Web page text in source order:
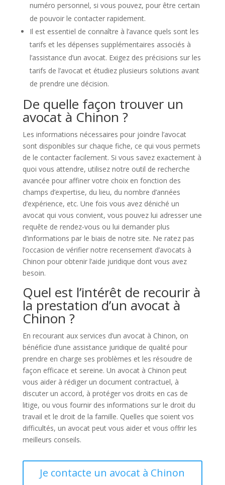
numéro personnel, si vous pouvez, pour être certain
de pouvoir le contacter rapidement.
Il est essentiel de connaître à l’avance quels sont les
tarifs et les dépenses supplémentaires associés à
l’assistance d’un avocat. Exigez des précisions sur les
tarifs de l’avocat et étudiez plusieurs solutions avant
de prendre une décision.
De quelle façon trouver un
avocat à Chinon ?
Les informations nécessaires pour joindre l’avocat
sont disponibles sur chaque fiche, ce qui vous permets
de le contacter facilement. Si vous savez exactement à
quoi vous attendre, utilisez notre outil de recherche
avancée pour affiner votre choix en fonction des
champs d’expertise, du lieu, du nombre d’années
d’expérience, etc. Une fois vous avez déniché un
avocat qui vous convient, vous pouvez lui adresser une
requête de rendez-vous ou lui demander plus
d’informations par le biais de notre site. Ne ratez pas
l’occasion de vérifier notre recensement d’avocats à
Chinon pour obtenir l’aide juridique dont vous avez
besoin.
Quel est l’intérêt de recourir à
la prestation d’un avocat à
Chinon ?
En recourant aux services d’un avocat à Chinon, on
bénéficie d’une assistance juridique de qualité pour
prendre en charge ses problèmes et les résoudre de
façon efficace et sereine. Un avocat à Chinon peut
vous aider à rédiger un document contractuel, à
discuter un accord, à protéger vos droits en cas de
litige, ou vous fournir des informations sur le droit du
travail et le droit de la famille. Quelles que soient vos
difficultés, un avocat peut vous aider et vous offrir les
meilleurs conseils.
Je contacte un avocat à Chinon